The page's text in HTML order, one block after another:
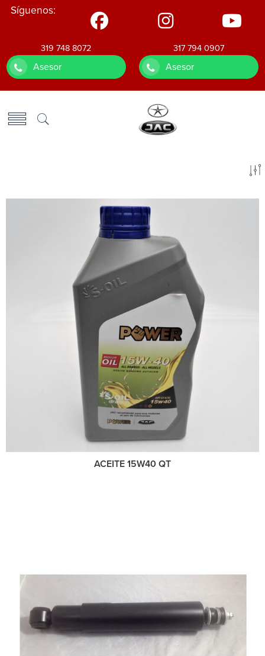
Síguenos:
319 748 8072
Asesor
317 794 0907
Asesor
ACEITE 15W40 QT